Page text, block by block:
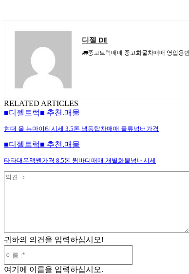
디젤 DE
🚛중고트럭매매 중고화물차매매 영업용
RELATED ARTICLES
■디젤트럭■ 추천.매물
현대 올 뉴마이티시세 3.5톤 냉동탑차매매 물류넘버가격
■디젤트럭■ 추천.매물
타타대우맥쎈가격 8.5톤 윙바디매매 개별화물넘버시세
귀하의 의견을 입력하십시오!
여기에 이름을 입력하십시오.